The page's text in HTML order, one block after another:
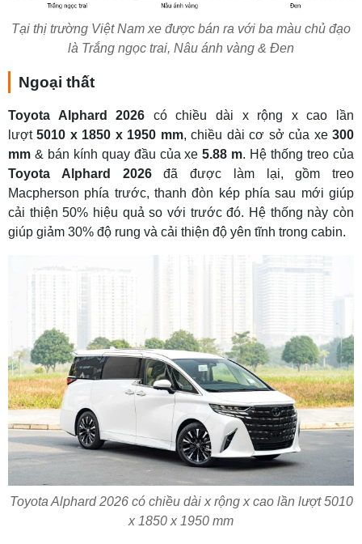
Tại thị trường Việt Nam xe được bán ra với ba màu chủ đạo
là Trắng ngọc trai, Nâu ánh vàng & Đen
Ngoại thất
Toyota Alphard 2026 có chiều dài x rộng x cao lần
lượt5010 x 1850 x 1950 mm, chiều dài cơ sở của xe300
mm & bán kính quay đầu của xe5.88 m. Hệ thống treo của
Toyota Alphard 2026đã được làm lại, gồm treo
Macpherson phía trước, thanh đòn kép phía sau mới giúp
cải thiện 50% hiệu quả so với trước đó. Hệ thống này còn
giúp giảm 30% độ rung và cải thiện độ yên tĩnh trong cabin.
Toyota Alphard 2026 có chiều dài x rộng x cao lần lượt 5010
x 1850 x 1950 mm